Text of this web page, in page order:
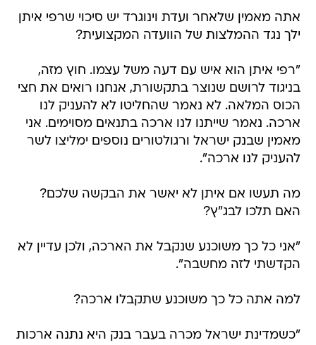
אתה מאמין שלאחר ועדת וינוגרד יש סיכוי שרפי איתן
ילך נגד ההמלצות של הוועדה המקצועית?
"רפי איתן הוא איש עם דעה משל עצמו. חוץ מזה,
בניגוד לרושם שנוצר בתקשורת, אנחנו רואים את חצי
הכוס המלאה. לא נאמר שהחליטו לא להעניק לנו
ארכה. נאמר שייתנו לנו ארכה בתנאים מסוימים. אני
מאמין שבנק ישראל ורגולטורים נוספים ימליצו לשר
להעניק לנו ארכה".
מה תעשו אם איתן לא יאשר את הבקשה שלכם?
האם תלכו לבג"ץ?
"אני כל כך משוכנע שנקבל את הארכה, ולכן עדיין לא
הקדשתי לזה מחשבה".
למה אתה כל כך משוכנע שתקבלו ארכה?
"כשמדינת ישראל מכרה בעבר בנק היא נתנה ארכות